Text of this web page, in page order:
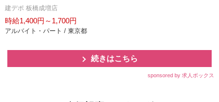
建デポ 板橋成増店
時給1,400円～1,700円
アルバイト・パート / 東京都
続きはこちら
sponsored by 求人ボックス